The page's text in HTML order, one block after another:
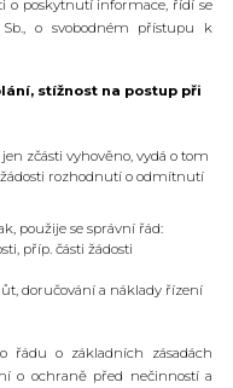
o poskytnutí informace, řídí se
o svobodném přístupu k
stížnost na postup při
zčásti vyhověno, vydá o tom
rozhodnutí o odmítnutí
použije se správní řád:
příp. části žádosti
doručování a náklady řízení
řádu o základních zásadách
o ochraně před nečinností a